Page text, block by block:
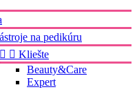
na pedikúru
  Kliešte
Beauty&Care
Expert